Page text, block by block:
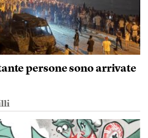
persone sono arrivate